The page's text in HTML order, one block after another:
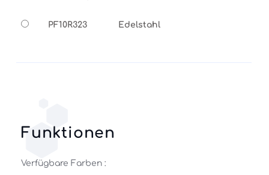
PF10R323 Edelstahl
Funktionen
Verfügbare Farben :